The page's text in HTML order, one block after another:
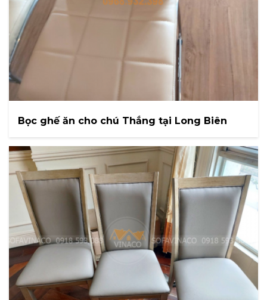
Bọc ghế ăn cho chú Thắng tại Long Biên